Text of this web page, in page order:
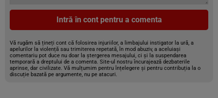
Intră în cont pentru a comenta
Vă rugăm să țineți cont că folosirea injuriilor, a limbajului instigator la ură, a
apelurilor la violență sau trimiterea repetată, în mod abuziv, a aceluiași
comentariu pot duce nu doar la ștergerea mesajului, ci și la suspendarea
temporară a dreptului de a comenta. Site-ul nostru încurajează dezbaterile
aprinse, dar civilizate. Vă mulțumim pentru înțelegere și pentru contribuția la o
discuție bazată pe argumente, nu pe atacuri.